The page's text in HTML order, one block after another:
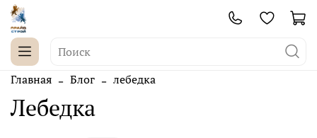
Главная Блог лебедка
лебедка